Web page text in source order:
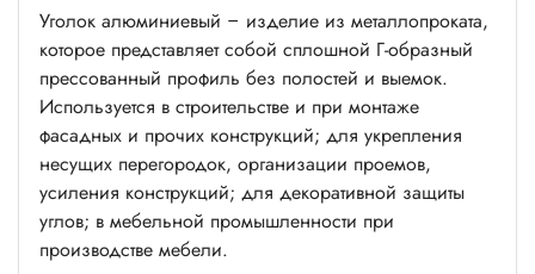
Уголок алюминиевый – изделие из металлопроката,
которое представляет собой сплошной Г-образный
прессованный профиль без полостей и выемок.
Используется в строительстве и при монтаже
фасадных и прочих конструкций; для укрепления
несущих перегородок, организации проемов,
усиления конструкций; для декоративной защиты
углов; в мебельной промышленности при
производстве мебели.